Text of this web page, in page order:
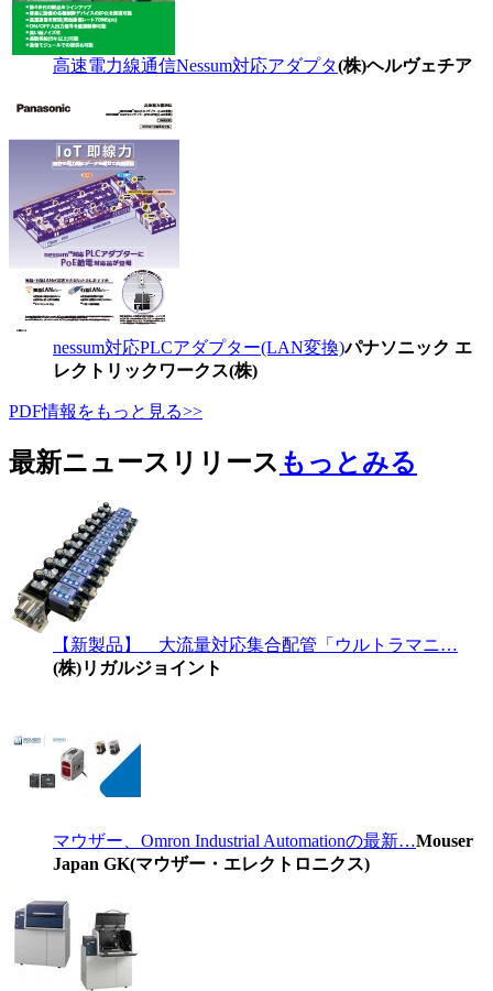
高速電力線通信Nessum対応アダプタ(株)ヘルヴェチア
nessum対応PLCアダプター(LAN変換)パナソニック エ
レクトリックワークス(株)
PDF情報をもっと見る>>
最新ニュースリリース もっとみる
【新製品】 大流量対応集合配管「ウルトラマニ…
(株)リガルジョイント
マウザー、Omron Industrial Automationの最新…Mouser
Japan GK(マウザー・エレクトロニクス)